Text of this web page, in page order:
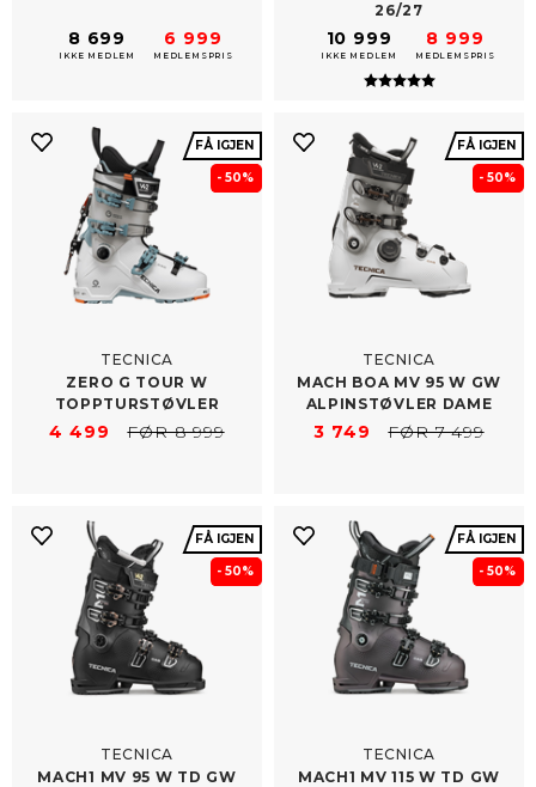
8 699
IKKE MEDLEM
6 999
MEDLEMSPRIS
26/27
10 999
IKKE MEDLEM
8 999
MEDLEMSPRIS
Karakter:
5.0 av 5
FÅ IGJEN
- 50%
TECNICA
ZERO G TOUR W
TOPPTURSTØVLER
4 499 FØR 8 999
FÅ IGJEN
- 50%
TECNICA
MACH BOA MV 95 W GW
ALPINSTØVLER DAME
3 749 FØR 7 499
FÅ IGJEN
- 50%
TECNICA
MACH1 MV 95 W TD GW
FÅ IGJEN
- 50%
TECNICA
MACH1 MV 115 W TD GW